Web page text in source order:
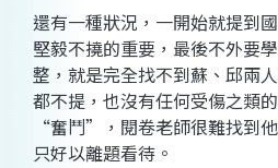
還有一種狀況，一開始就提到
堅毅不撓的重要，最後不外要
整，就是完全找不到蘇、邱兩
都不提，也沒有任何受傷之類
“奮鬥”， 閱卷老師很難找到
只好以離題看待。